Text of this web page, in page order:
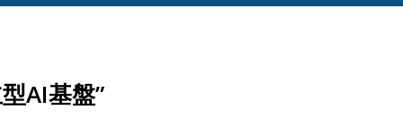
AI基盤”